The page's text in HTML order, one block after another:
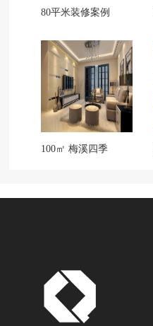
80平米装修案例
100㎡ 梅溪四季